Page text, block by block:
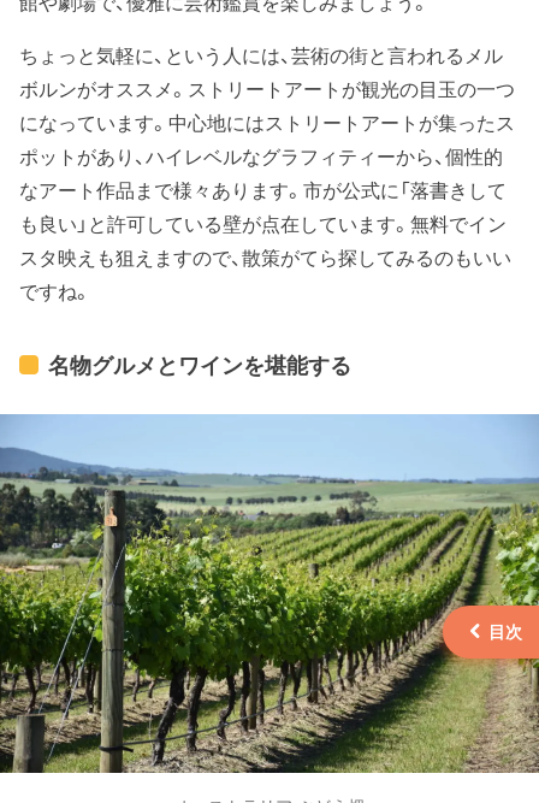
ちょっと気軽に、という人には、芸術の街と言われるメル
ボルンがオススメ。ストリートアートが観光の目玉の一つ
になっています。中心地にはストリートアートが集ったス
ポットがあり、ハイレベルなグラフィティーから、個性的
なアート作品まで様々あります。市が公式に「落書きして
も良い」と許可している壁が点在しています。無料でイン
スタ映えも狙えますので、散策がてら探してみるのもいい
ですね。
名物グルメとワインを堪能する